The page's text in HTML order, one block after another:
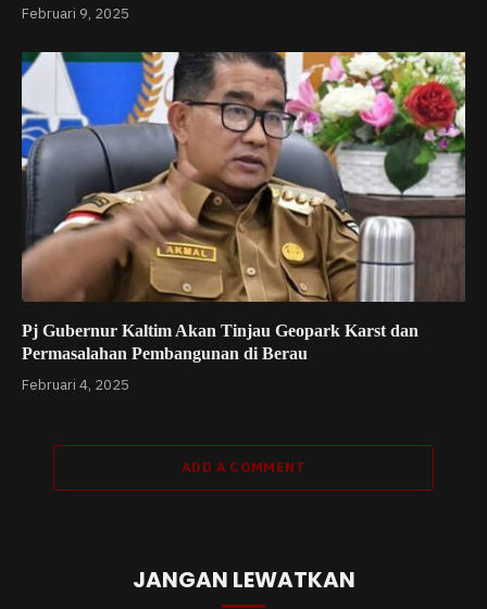
Februari 9, 2025
Pj Gubernur Kaltim Akan Tinjau Geopark Karst dan
Permasalahan Pembangunan di Berau
Februari 4, 2025
ADD A COMMENT
JANGAN LEWATKAN